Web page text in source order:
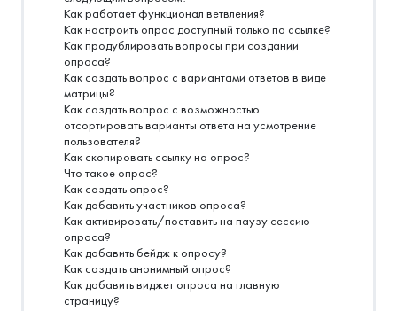
Как работает функционал ветвления?
Как настроить опрос доступный только по ссылке?
Как продублировать вопросы при создании
опроса?
Как создать вопрос с вариантами ответов в виде
матрицы?
Как создать вопрос с возможностью
отсортировать варианты ответа на усмотрение
пользователя?
Как скопировать ссылку на опрос?
Что такое опрос?
Как создать опрос?
Как добавить участников опроса?
Как активировать/поставить на паузу сессию
опроса?
Как добавить бейдж к опросу?
Как создать анонимный опрос?
Как добавить виджет опроса на главную
страницу?